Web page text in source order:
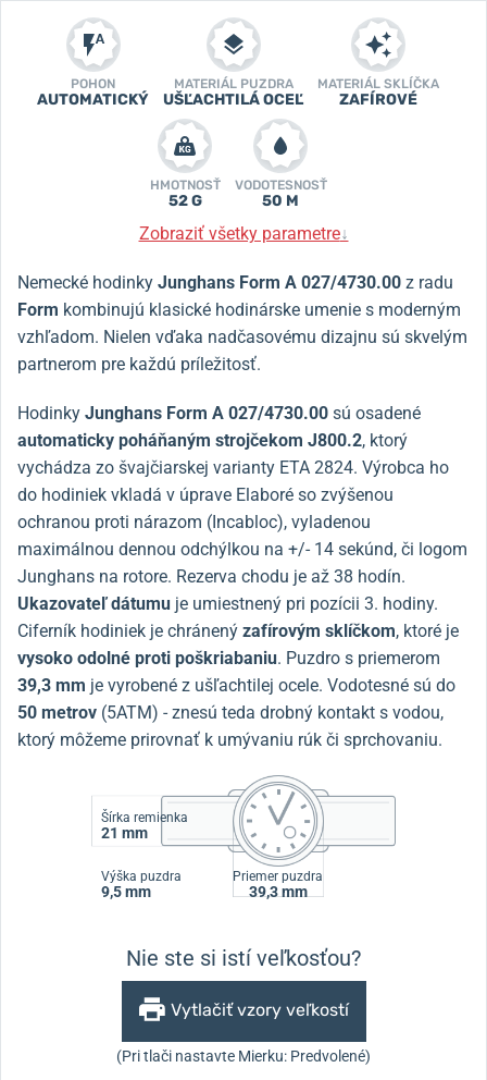
POHON
AUTOMATICKÝ
MATERIÁL PUZDRA
UŠĽACHTILÁ OCEĽ
MATERIÁL SKLÍČKA
ZAFÍROVÉ
HMOTNOSŤ
52 G
VODOTESNOSŤ
50 M
Zobraziť všetky parametre↓
Nemecké hodinky Junghans Form A 027/4730.00 z radu
Form kombinujú klasické hodinárske umenie s moderným
vzhľadom. Nielen vďaka nadčasovému dizajnu sú skvelým
partnerom pre každú príležitosť.
Hodinky Junghans Form A 027/4730.00 sú osadené
automaticky poháňaným strojčekom J800.2, ktorý
vychádza zo švajčiarskej varianty ETA 2824. Výrobca ho
do hodiniek vkladá v úprave Elaboré so zvýšenou
ochranou proti nárazom (Incabloc), vyladenou
maximálnou dennou odchýlkou na +/- 14 sekúnd, či logom
Junghans na rotore. Rezerva chodu je až 38 hodín.
Ukazovateľ dátumu je umiestnený pri pozícii 3. hodiny.
Ciferník hodiniek je chránený zafírovým sklíčkom, ktoré je
vysoko odolné proti poškriabaniu. Puzdro s priemerom
39,3 mm je vyrobené z ušľachtilej ocele. Vodotesné sú do
50 metrov (5ATM) - znesú teda drobný kontakt s vodou,
ktorý môžeme prirovnať k umývaniu rúk či sprchovaniu.
Šírka remienka
21 mm
Výška puzdra
9,5 mm
Priemer puzdra
39,3 mm
Nie ste si istí veľkosťou?
Vytlačiť vzory veľkostí
(Pri tlači nastavte Mierku: Predvolené)